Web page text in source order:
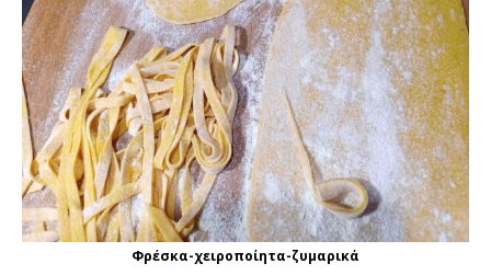
Φρέσκα-χειροποίητα-ζυμαρικά